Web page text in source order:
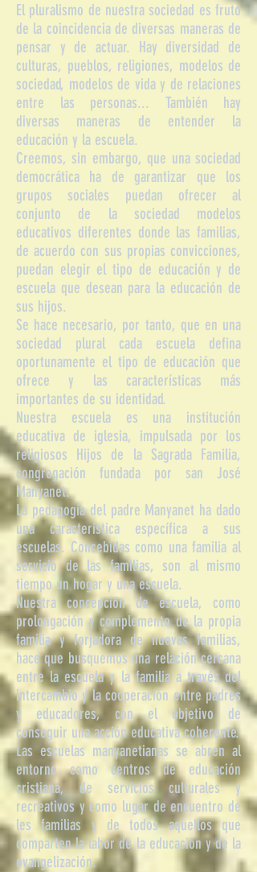
El pluralismo de nuestra sociedad es fruto
de la coincidencia de diversas maneras de
pensar y de actuar. Hay diversidad de
culturas, pueblos, religiones, modelos de
sociedad, modelos de vida y de relaciones
entre las personas... También hay
diversas maneras de entender la
educación y la escuela.
Creemos, sin embargo, que una sociedad
democrática ha de garantizar que los
grupos sociales puedan ofrecer al
conjunto de la sociedad modelos
educativos diferentes donde las familias,
de acuerdo con sus propias convicciones,
puedan elegir el tipo de educación y de
escuela que desean para la educación de
sus hijos.
Se hace necesario, por tanto, que en una
sociedad plural cada escuela defina
oportunamente el tipo de educación que
ofrece y las características más
importantes de su identidad.
Nuestra escuela es una institución
educativa de iglesia, impulsada por los
religiosos Hijos de la Sagrada Familia,
congregación fundada por san José
Manyanet.
La pedagogía del padre Manyanet ha dado
una característica específica a sus
escuelas. Concebidas como una familia al
servicio de las familias, son al mismo
tiempo un hogar y una escuela.
Nuestra concepción de escuela, como
prolongación y complemento de la propia
familia y forjadora de nuevas familias,
hace que busquemos una relación cercana
entre la escuela y la familia a través del
intercambio y la cooperación entre padres
y educadores, con el objetivo de
conseguir una acción educativa coherente.
Las escuelas manyanetianas se abren al
entorno como centros de educación
cristiana, de servicios culturales y
recreativos y como lugar de encuentro de
les familias y de todos aquellos que
comparten la labor de la educación y de la
evangelización.